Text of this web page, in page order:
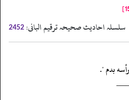
سلسلہ احادیث صحیحہ ترقیم البانی: 2452
بدم ".